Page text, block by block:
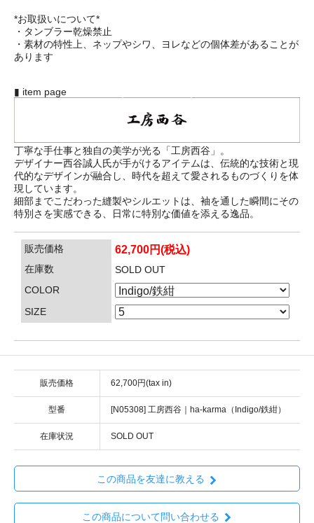
*お取扱いについて*
・タンブラー乾燥禁止
・素材の特性上、ネップやシワ、ヨレなどの個体差があることが
あります
▮ item page
丁寧な手仕事と独自の美学が光る「工房西谷」。
デザイナー西谷誠人氏が手がけるアイテムは、伝統的な技術と現
代的なデザインが融合し、時代を超えて愛されるものづくりを体
現しています。
細部までこだわった縫製やシルエットは、袖を通した瞬間にその
特別さを実感できる、日常に特別な価値を添える逸品。
販売価格 62,700円(税込)
在庫数
SOLD OUT
COLOR
SIZE
販売価格 62,700円(tax in)
型番 [N05308] 工房西谷｜ha-karma（Indigo/鉄紺）
在庫状況 SOLD OUT
この商品を友達に教える
この商品について問い合わせる